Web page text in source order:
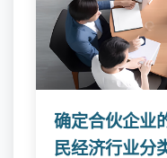
确定合伙企业
民经济行业分